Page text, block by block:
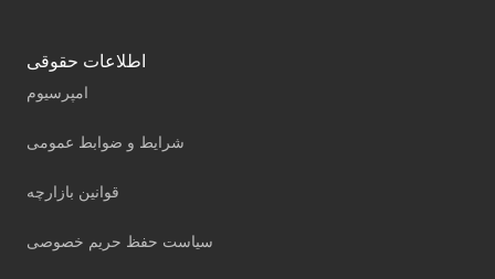
اطلاعات حقوقی
امپرسیوم
شرایط و ضوابط عمومی
قوانین بازارچه
سیاست حفظ حریم خصوصی